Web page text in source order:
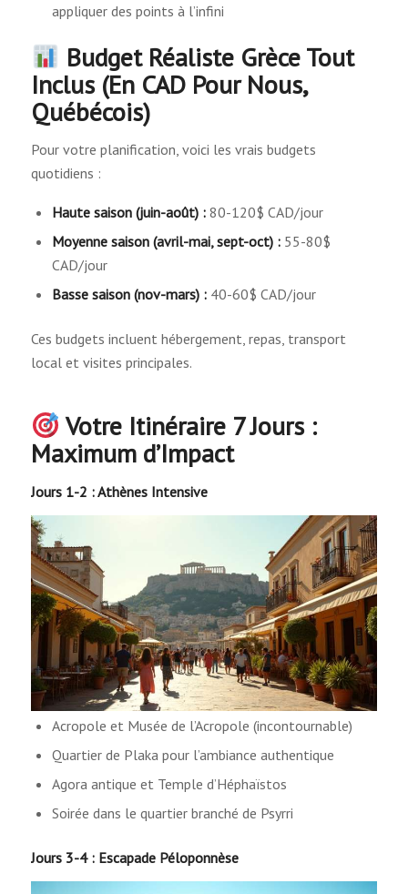
appliquer des points à l’infini
Budget Réaliste Grèce Tout
Inclus(En CAD Pour Nous,
Québécois)
Pour votre planification, voici les vrais budgets
quotidiens :
Haute saison (juin-août) :80-120$ CAD/jour
Moyenne saison (avril-mai, sept-oct) :55-80$
CAD/jour
Basse saison (nov-mars) :40-60$ CAD/jour
Ces budgets incluent hébergement, repas, transport
local et visites principales.
Votre Itinéraire 7 Jours :
Maximum d’Impact
Jours 1-2 : Athènes Intensive
Acropole et Musée de l’Acropole (incontournable)
Quartier de Plaka pour l’ambiance authentique
Agora antique et Temple d’Héphaïstos
Soirée dans le quartier branché de Psyrri
Jours 3-4 : Escapade Péloponnèse